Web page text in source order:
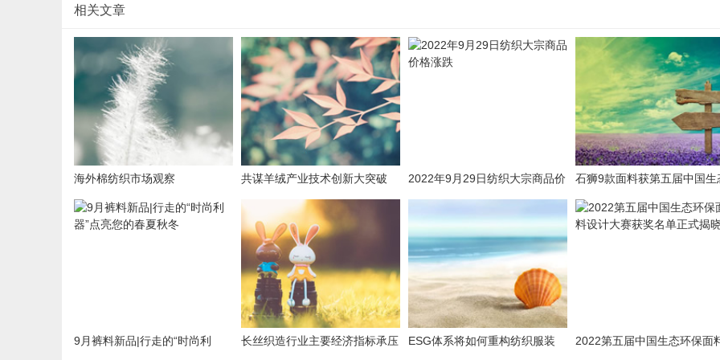
相关文章
海外棉纺织市场观察
共谋羊绒产业技术创新大突破
这个新联盟成立值得期待
2022年9月29日纺织大宗商品价
石狮9款面料获第五届中国生
环保面料奖
9月裤料新品|行走的“时尚利 长丝织造行业主要经济指标承压 ESG体系将如何重构纺织服装 2022第五届中国生态环保面